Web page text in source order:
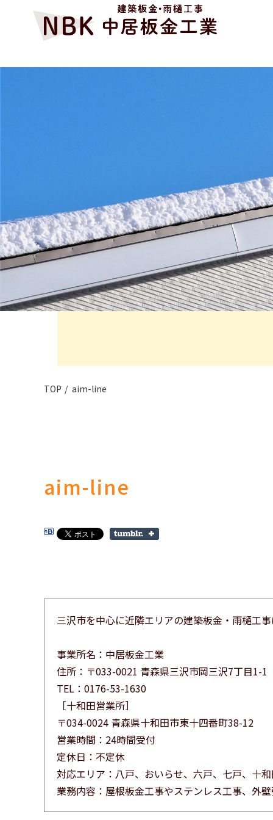
TOP aim-line
aim-line
三沢市を中心に近隣エリアの建築板金・雨樋工
事業所名：中居板金工業
住所：〒033-0021 青森県三沢市岡三沢7丁目1-1
TEL：0176-53-1630
［十和田営業所］
〒034-0024 青森県十和田市東十四番町38-12
営業時間：24時間受付
定休日：不定休
対応エリア：八戸、おいらせ、六戸、七戸、十
業務内容：屋根板金工事やステンレス工事、外